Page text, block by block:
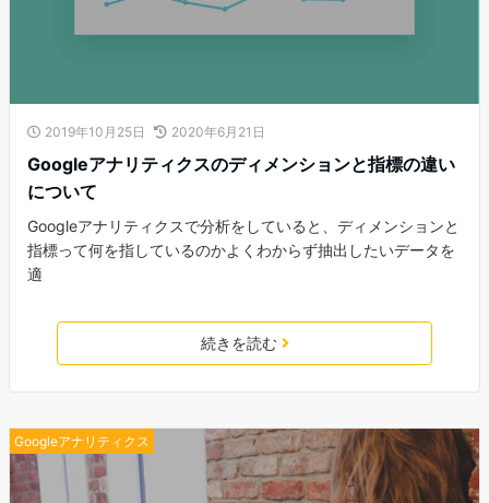
2019年10月25日 2020年6月21日
Googleアナリティクスのディメンションと指標の違い
について
Googleアナリティクスで分析をしていると、ディメンションと
指標って何を指しているのかよくわからず抽出したいデータを
適
続きを読む
Googleアナリティクス